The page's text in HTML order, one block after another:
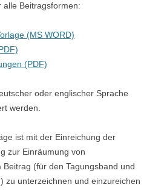
alle Beitragsformen:
(MS WORD)
(PDF)
oder englischer Sprache
werden.
ist mit der Einreichung der
zur Einräumung von
(für den Tagungsband und
zu unterzeichnen und einzureichen